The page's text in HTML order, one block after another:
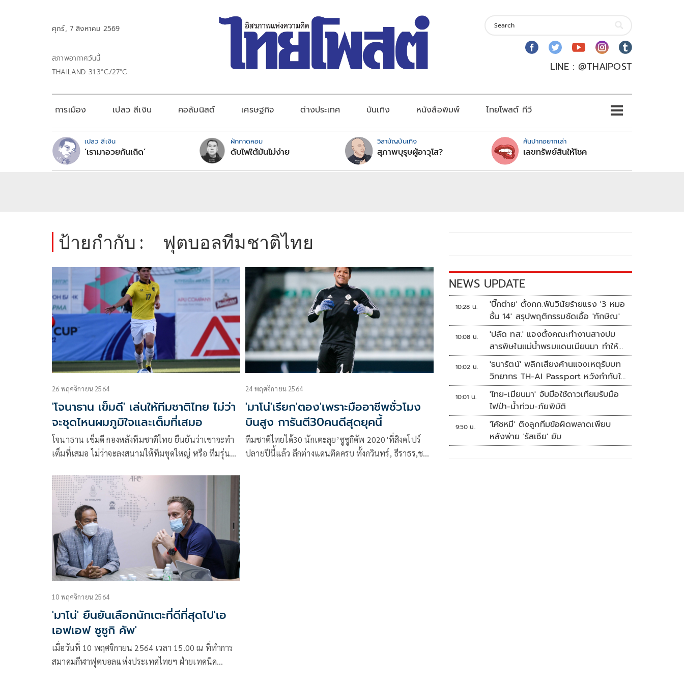
ศุกร์, 7 สิงหาคม 2569
สภาพอากาศวันนี้
THAILAND 31.3°C/27°C
LINE : @THAIPOST
การเมือง เปลว สีเงิน คอลัมนิสต์ เศรษฐกิจ ต่างประเทศ บันเทิง หนังสือพิมพ์ ไทยโพสต์ ทีวี
เปลว สีเงิน
‘เรามาอวยกันเถิด’
ผักกาดหอม
ดับไฟใต้มันไม่ง่าย
วิสามัญบันเทิง
สุภาพบุรุษผู้อาวุโส?
คันปากอยากเล่า
เลขทรัพย์สินให้โชค
ป้ายกำกับ : ฟุตบอลทีมชาติไทย
26 พฤศจิกายน 2564
'โจนาธาน เข็มดี' เล่นให้ทีมชาติไทย ไม่ว่า
จะชุดไหนผมภูมิใจและเต็มที่เสมอ
โจนาธาน เข็มดี กองหลังทีมชาติไทย ยืนยันว่าเขาจะทำ
เต็มที่เสมอ ไม่ว่าจะลงสนามให้ทีมชุดใหญ่ หรือ ทีมรุ่น
Suzuki Cup 2020 ครั้งนี้
24 พฤศจิกายน 2564
'มาโน่'เรียก'ตอง'เพราะมืออาชีพชั่วโมง
บินสูง การันตี30คนดีสุดยุคนี้
ทีมชาติไทยได้30 นักเตะลุย’ซูซูกิคัพ 2020’ที่สิงคโปร์
ปลายปีนี้แล้ว ลีกต่างแดนติดครบ ทั้งกวินทร์, ธีราธร,ชนา
10 พฤศจิกายน 2564
'มาโน่' ยืนยันเลือกนักเตะที่ดีที่สุดไป'เอ
เอฟเอฟ ซูซูกิ คัพ'
เมื่อวันที่ 10 พฤศจิกายน 2564 เวลา 15.00 ณ ที่ทำการ
สมาคมกีฬาฟุตบอลแห่งประเทศไทยฯ ฝ่ายเทคนิค
NEWS UPDATE
10:28 น.
'บิ๊กต่าย' ตั้งกก.ฟันวินัยร้ายแรง '3 หมอ
ชั้น 14' สรุปพฤติกรรมชัดเอื้อ 'ทักษิณ'
10:08 น.
'ปลัด ทส.' แจงตั้งคณะทำงานสางปม
สารพิษในแม่น้ำพรมแดนเมียนมา ทำให้
แก้ปัญหารวดเร็ว
10:02 น.
'ธนารัตน์' พลิกเสียงค้านแจงเหตุรับบท
วิทยากร TH-AI Passport หวังกำกับใช้
งบเหมาะสม ชูจุดเด่นคนไทยได้ใช้ AI
ระดับโปร ลดเหลื่อมล้ำทางเทคโนโลยี
เซฟงบไปกว่า900ล้าน เชื่อหากใช้เต็มที่
เอกชนขาดทุนย่อยยับ
10:01 น.
'ไทย-เมียนมา' จับมือใช้ดาวเทียมรับมือ
ไฟป่า-น้ำท่วม-ภัยพิบัติ
9:50 น.
'โค้ชหมี' ติงลูกทีมข้อผิดพลาดเพียบ
หลังพ่าย 'รัสเซีย' ยับ